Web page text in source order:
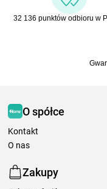
32 136 punktów odbioru w
O spółce
Kontakt
O nas
Zakupy